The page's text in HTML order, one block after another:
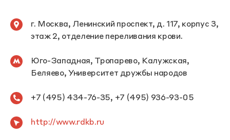
г. Москва, Ленинский проспект, д. 117, корпус 3,
этаж 2, отделение переливания крови.
Юго-Западная, Тропарево, Калужская,
Беляево, Университет дружбы народов
+7 (495) 434-76-35, +7 (495) 936-93-05
http://www.rdkb.ru